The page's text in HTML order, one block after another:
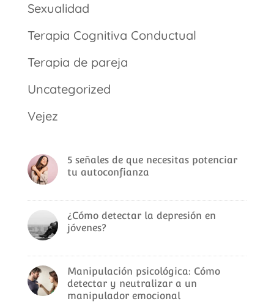
Sexualidad
Terapia Cognitiva Conductual
Terapia de pareja
Uncategorized
Vejez
5 señales de que necesitas potenciar
tu autoconfianza
¿Cómo detectar la depresión en
jóvenes?
Manipulación psicológica: Cómo
detectar y neutralizar a un
manipulador emocional